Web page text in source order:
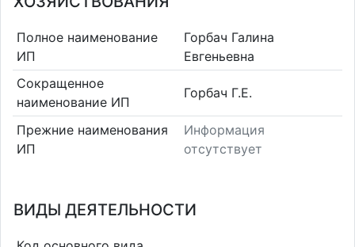
Полное наименование
ИП
Горбач Галина
Евгеньевна
Сокращенное
наименование ИП
Горбач Г.Е.
Прежние наименования
ИП
Информация
отсутствует
ВИДЫ ДЕЯТЕЛЬНОСТИ